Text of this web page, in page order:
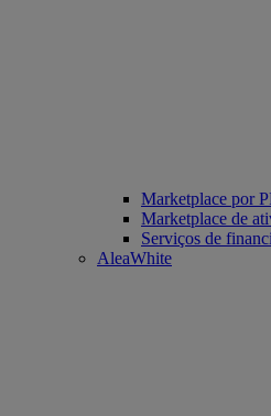
Marketplace por
Marketplace de
Serviços de
AleaWhite